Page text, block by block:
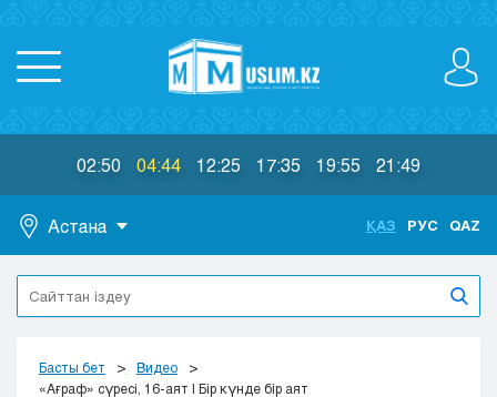
02:50 04:44 12:25 17:35 19:55 21:49
Астана
Астана
Алматы
Атырау
ҚАЗ РУС QAZ
Басты бет
Видео
«Ағраф» сүресі, 16-аят | Бір күнде бір аят